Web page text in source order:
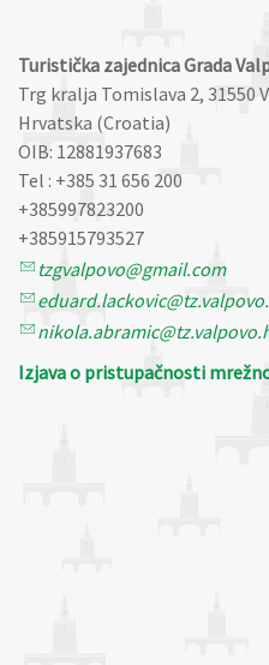
Turistička zajednica Grada
Trg kralja Tomislava 2, 31550
Hrvatska (Croatia)
OIB: 12881937683
Tel : +385 31 656 200
+385997823200
+385915793527
tzgvalpovo@gmail.com
Izjava o pristupačnosti